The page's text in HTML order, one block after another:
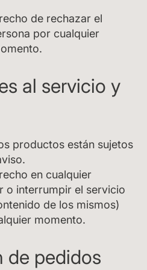
de rechazar el
por cualquier
al servicio y
productos están sujetos
en cualquier
o interrumpir el servicio
de los mismos)
momento.
de pedidos